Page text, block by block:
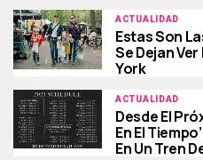
ACTUALIDAD
Estas Son
Se Dejan Ver
York
ACTUALIDAD
Desde El
En El
En Un Tren